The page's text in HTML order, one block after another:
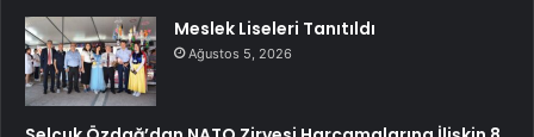
Meslek Liseleri Tanıtıldı
Ağustos 5, 2026